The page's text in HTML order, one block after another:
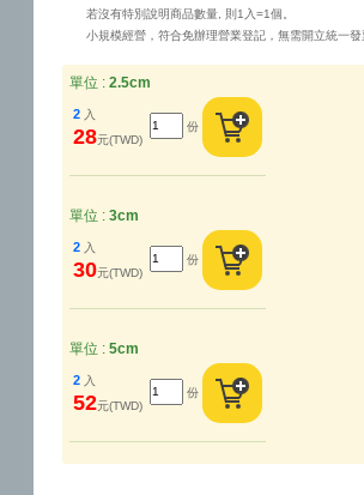
若沒有特別說明商品數量, 則1入=1個。
小規模經營，符合免辦理營業登記，無需開立統一發
單位 : 2.5cm
2 入
28元(TWD)
份
單位 : 3cm
2 入
30元(TWD)
份
單位 : 5cm
2 入
52元(TWD)
份